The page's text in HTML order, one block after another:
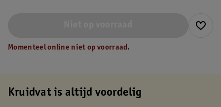
Momenteel online niet op voorraad.
Kruidvat is altijd voordelig